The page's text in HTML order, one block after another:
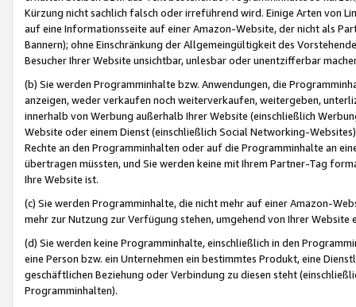
Kürzung nicht sachlich falsch oder irreführend wird. Einige Arten von
auf eine Informationsseite auf einer Amazon-Website, der nicht als
Bannern); ohne Einschränkung der Allgemeingültigkeit des
Besucher Ihrer Website unsichtbar, unlesbar oder unentzifferbar
(b) Sie werden Programminhalte bzw. Anwendungen, die
anzeigen, weder verkaufen noch weiterverkaufen, weitergeben,
innerhalb von Werbung außerhalb Ihrer Website (einschließlich
Website oder einem Dienst (einschließlich Social Networking-
Rechte an den Programminhalten oder auf die Programminhalte an
übertragen müssten, und Sie werden keine mit Ihrem Partner-Tag
Ihre Website ist.
(c) Sie werden Programminhalte, die nicht mehr auf einer Amazon-
mehr zur Nutzung zur Verfügung stehen, umgehend von Ihrer
(d) Sie werden keine Programminhalte, einschließlich in den
eine Person bzw. ein Unternehmen ein bestimmtes Produkt, eine
geschäftlichen Beziehung oder Verbindung zu diesen steht
Programminhalten).